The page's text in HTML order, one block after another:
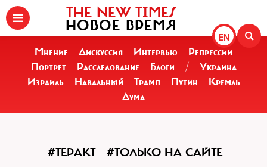
EN
THE NEW TIMES
НОВОЕ ВРЕМЯ
Мнение Дискуссия Интервью
Репрессии
Портрет
Расследование Блоги /
Украина
Израиль
Навальный Трамп Путин
Кремль
Дума
#ТЕРАКТ #ТОЛЬКО НА САЙТЕ